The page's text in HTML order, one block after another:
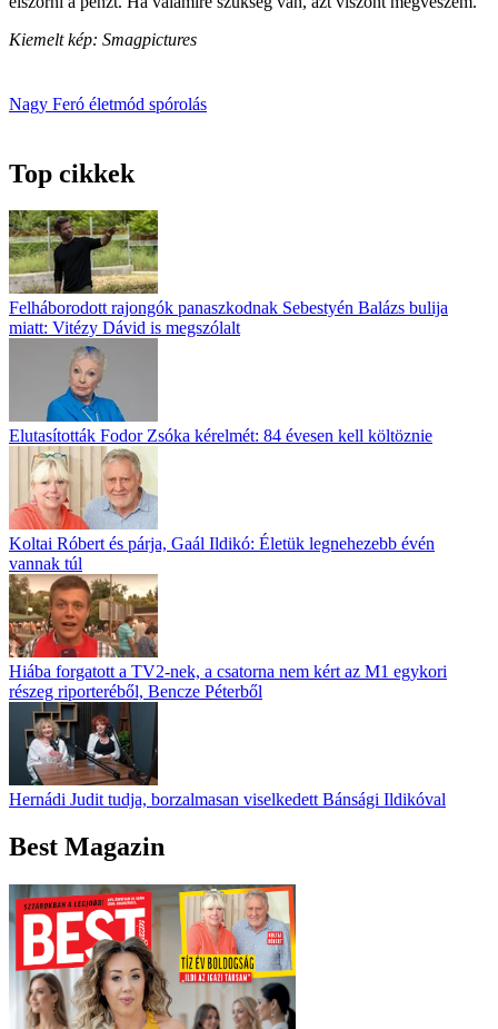
Kiemelt kép: Smagpictures
Nagy Feró életmód spórolás
Top cikkek
Felháborodott rajongók panaszkodnak Sebestyén Balázs bulija
miatt: Vitézy Dávid is megszólalt
Elutasították Fodor Zsóka kérelmét: 84 évesen kell költöznie
Koltai Róbert és párja, Gaál Ildikó: Életük legnehezebb évén
vannak túl
Hiába forgatott a TV2-nek, a csatorna nem kért az M1 egykori
részeg riporteréből, Bencze Péterből
Hernádi Judit tudja, borzalmasan viselkedett Bánsági Ildikóval
Best Magazin